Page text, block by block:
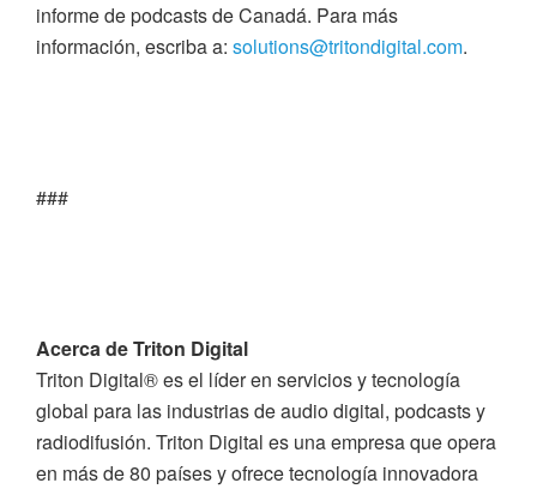
informe de podcasts de Canadá. Para más
información, escriba a: solutions@tritondigital.com.
###
Acerca de Triton Digital
Triton Digital® es el líder en servicios y tecnología
global para las industrias de audio digital, podcasts y
radiodifusión. Triton Digital es una empresa que opera
en más de 80 países y ofrece tecnología innovadora